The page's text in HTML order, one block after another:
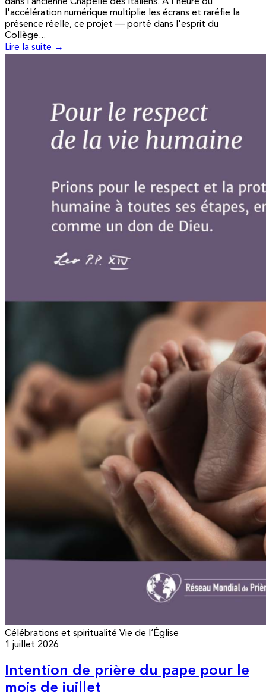
dans l’ancienne Chapelle des Italiens. À l'heure où
l'accélération numérique multiplie les écrans et raréfie la
présence réelle, ce projet — porté dans l'esprit du
Collège...
Lire la suite →
Célébrations et spiritualité Vie de l’Église
1 juillet 2026
Intention de prière du pape pour le
mois de juillet